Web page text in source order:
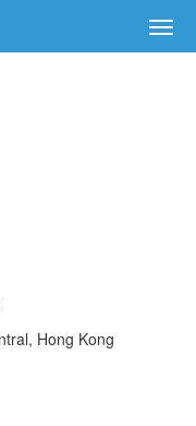
Hong Kong